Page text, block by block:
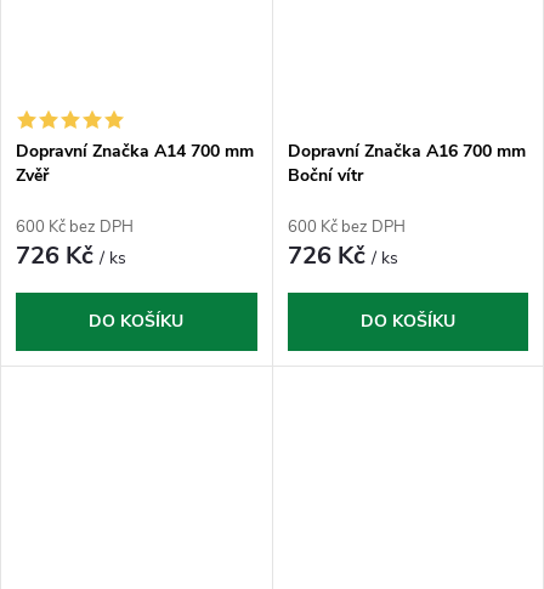
Dopravní Značka A14 700 mm
Zvěř
600 Kč bez DPH
726 Kč/ ks
DO KOŠÍKU
Dopravní Značka A16 700 mm
Boční vítr
600 Kč bez DPH
726 Kč/ ks
DO KOŠÍKU